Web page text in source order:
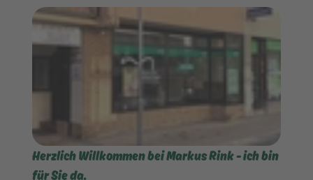
Herzlich Willkommen bei Markus Rink - ich bin
für Sie da.